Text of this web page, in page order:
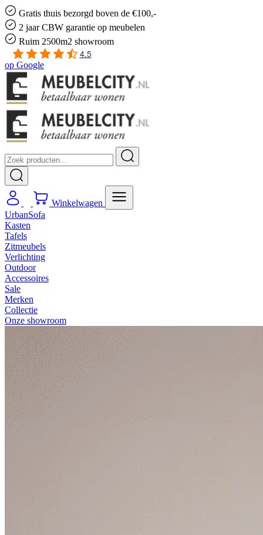
Gratis thuis bezorgd boven de €100,-
2 jaar CBW garantie op meubelen
Ruim 2500m2 showroom
4.5
op Google
Winkelwagen
UrbanSofa
Kasten
Tafels
Zitmeubels
Verlichting
Outdoor
Accessoires
Sale
Merken
Collectie
Onze showroom